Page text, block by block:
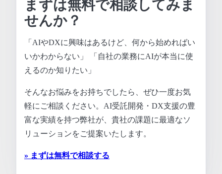
まずは無料で相談してみま
せんか？
「AIやDXに興味はあるけど、何から始めればい
いかわからない」 「自社の業務にAIが本当に使
えるのか知りたい」
そんなお悩みをお持ちでしたら、ぜひ一度お気
軽にご相談ください。AI受託開発・DX支援の豊
富な実績を持つ弊社が、貴社の課題に最適なソ
リューションをご提案いたします。
» まずは無料で相談する